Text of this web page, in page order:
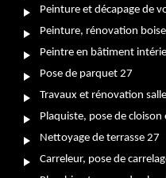
Peinture et décapage de
Peinture, rénovation
Peintre en bâtiment
Pose de parquet 27
Travaux et rénovation
Plaquiste, pose de cloison
Nettoyage de terrasse 27
Carreleur, pose de